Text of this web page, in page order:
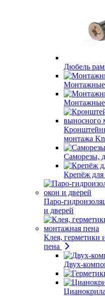
Дюбель
Монтажные
Монтажные
монтажа
Саморезы,
Крепёж для
Паро-
и дверей
Клея, герметики
пена
Двух-